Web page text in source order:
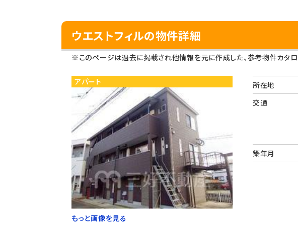
ウエストフィルの物件詳細
※このページは過去に掲載され他情報を元に作成した、参考物件カタロ
アパート
もっと画像を見る
所在地
交通
築年月